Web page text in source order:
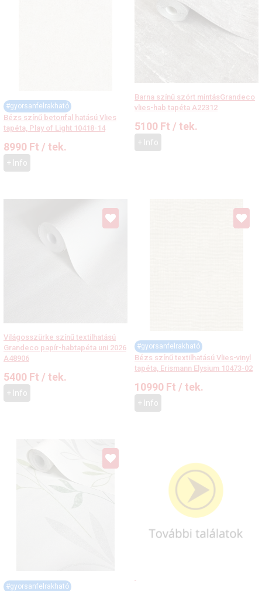
#gyorsanfelrakható
Bézs színű betonfal hatású Vlies
tapéta, Play of Light 10418-14
8990 Ft / tek.
+ Info
Barna színű szórt mintásGrandeco
vlies-hab tapéta A22312
5100 Ft / tek.
+ Info
Világosszürke színű textilhatású
Grandeco papír-habtapéta uni 2026
A48906
5400 Ft / tek.
+ Info
#gyorsanfelrakható
Bézs színű textilhatású Vlies-vinyl
tapéta, Erismann Elysium 10473-02
10990 Ft / tek.
+ Info
#gyorsanfelrakható